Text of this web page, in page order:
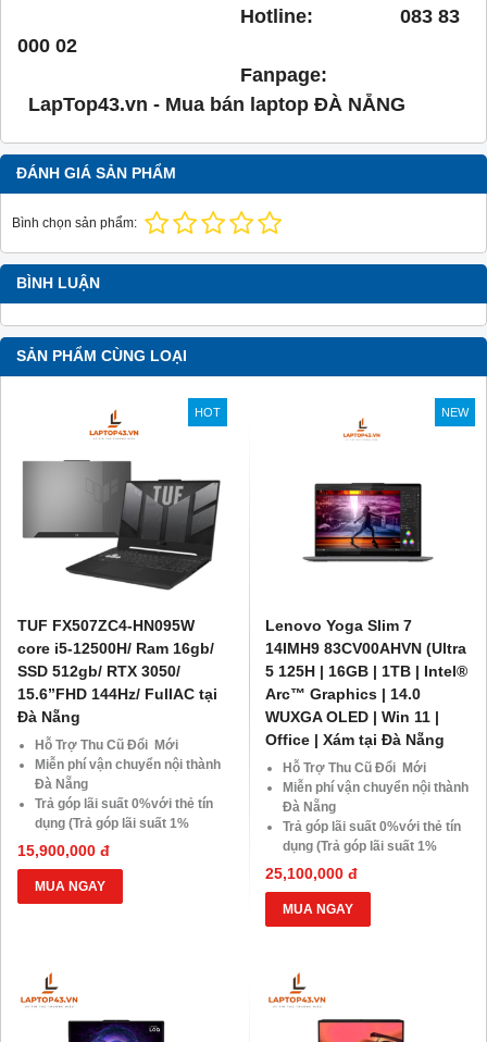
Hotline: 083 83
000 02
Fanpage:
LapTop43.vn - Mua bán laptop ĐÀ NẴNG
ĐÁNH GIÁ SẢN PHẨM
Bình chọn sản phẩm:
BÌNH LUẬN
SẢN PHẨM CÙNG LOẠI
HOT
TUF FX507ZC4-HN095W
core i5-12500H/ Ram 16gb/
SSD 512gb/ RTX 3050/
15.6”FHD 144Hz/ FullAC tại
Đà Nẵng
Hỗ Trợ Thu Cũ Đổi Mới
Miễn phí vận chuyển nội thành
Đà Nẵng
Trả góp lãi suất 0%với thẻ tín
dụng (Trả góp lãi suất 1%
HDsaison - chỉ cần CMND
BLX hoặc hộ khẩu gốc )
Giảm 20%khi nâng cấp Ram-
SSD
Giá 500.000đ
15,900,000 đ
MUA NGAY
NEW
Lenovo Yoga Slim 7
14IMH9 83CV00AHVN (Ultra
5 125H | 16GB | 1TB | Intel®
Arc™ Graphics | 14.0
WUXGA OLED | Win 11 |
Office | Xám tại Đà Nẵng
Hỗ Trợ Thu Cũ Đổi Mới
Miễn phí vận chuyển nội thành
Đà Nẵng
Trả góp lãi suất 0%với thẻ tín
dụng (Trả góp lãi suất 1%
HDsaison - chỉ cần CMND
BLX hoặc hộ khẩu gốc )
Giảm 20%khi nâng cấp Ram-
SSD
10.000 Voucher Giảm
Giá 500.000đ
25,100,000 đ
MUA NGAY